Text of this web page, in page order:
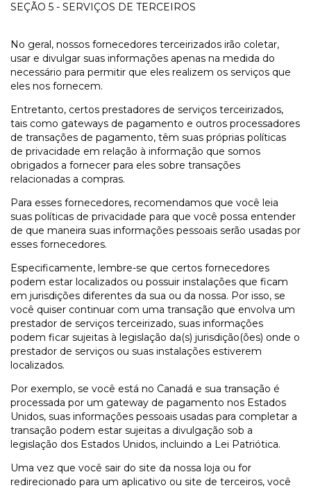
SEÇÃO 5 - SERVIÇOS DE TERCEIROS
No geral, nossos fornecedores terceirizados irão coletar,
usar e divulgar suas informações apenas na medida do
necessário para permitir que eles realizem os serviços que
eles nos fornecem.
Entretanto, certos prestadores de serviços terceirizados,
tais como gateways de pagamento e outros processadores
de transações de pagamento, têm suas próprias políticas
de privacidade em relação à informação que somos
obrigados a fornecer para eles sobre transações
relacionadas a compras.
Para esses fornecedores, recomendamos que você leia
suas políticas de privacidade para que você possa entender
de que maneira suas informações pessoais serão usadas por
esses fornecedores.
Especificamente, lembre-se que certos fornecedores
podem estar localizados ou possuir instalações que ficam
em jurisdições diferentes da sua ou da nossa. Por isso, se
você quiser continuar com uma transação que envolva um
prestador de serviços terceirizado, suas informações
podem ficar sujeitas à legislação da(s) jurisdição(ões) onde o
prestador de serviços ou suas instalações estiverem
localizados.
Por exemplo, se você está no Canadá e sua transação é
processada por um gateway de pagamento nos Estados
Unidos, suas informações pessoais usadas para completar a
transação podem estar sujeitas a divulgação sob a
legislação dos Estados Unidos, incluindo a Lei Patriótica.
Uma vez que você sair do site da nossa loja ou for
redirecionado para um aplicativo ou site de terceiros, você